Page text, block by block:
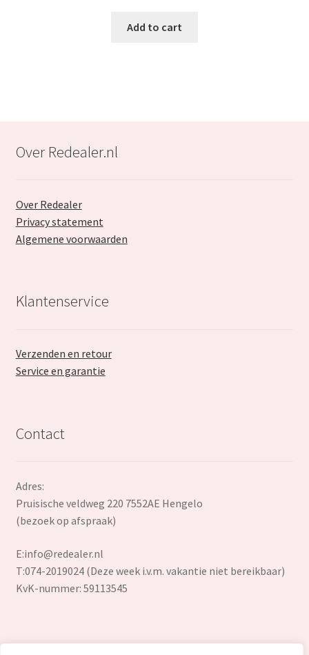
was:
Add to cart
Over Redealer.nl
Over Redealer
Privacy statement
Algemene voorwaarden
Klantenservice
Verzenden en retour
Service en garantie
Contact
Adres:
Pruisische veldweg 220 7552AE Hengelo
(bezoek op afspraak)
E:info@redealer.nl
T:074-2019024 (Deze week i.v.m. vakantie niet bereikbaar)
KvK-nummer: 59113545